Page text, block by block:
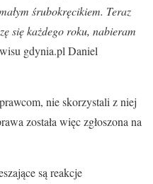
śrubokręcikiem. Teraz
się każdego roku, nabieram
gdynia.pl Daniel
nie skorzystali z niej
została więc zgłoszona na
są reakcje